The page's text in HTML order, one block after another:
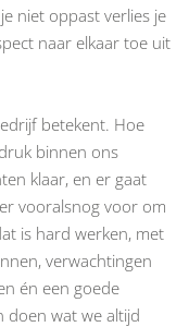
niet oppast verlies je
naar elkaar toe uit
betekent. Hoe
binnen ons
klaar, en er gaat
vooralsnog voor om
is hard werken, met
verwachtingen
én een goede
doen wat we altijd